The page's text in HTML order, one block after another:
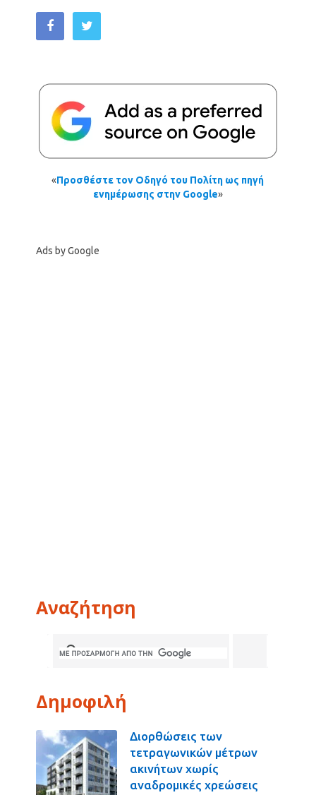
«Προσθέστε τον Οδηγό του Πολίτη ως πηγή
ενημέρωσης στην Google»
Ads by Google
Αναζήτηση
Δημοφιλή
Διορθώσεις των
τετραγωνικών μέτρων
ακινήτων χωρίς
αναδρομικές χρεώσεις